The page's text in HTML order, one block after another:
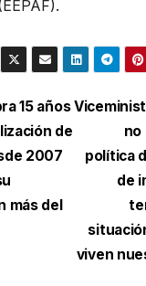
no
política
de
viven
15 años
de
2007
más del